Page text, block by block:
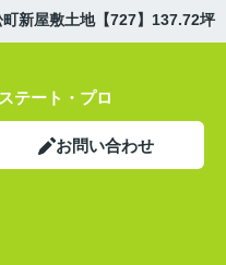
町新屋敷土地【727】137.72坪
テート・プロ
お問い合わせ